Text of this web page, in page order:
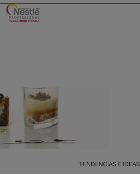
Skip
TENDENCIAS E IDEAS